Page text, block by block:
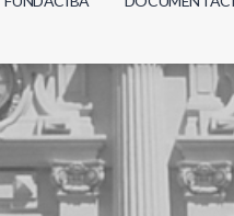
Actas
Reglamentos
Documentos